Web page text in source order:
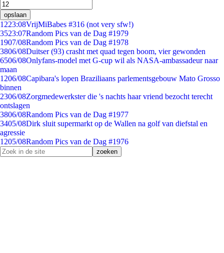
opslaan
1223:08VrijMiBabes #316 (not very sfw!)
3523:07Random Pics van de Dag #1979
1907/08Random Pics van de Dag #1978
3806/08Duitser (93) crasht met quad tegen boom, vier gewonden
6506/08Onlyfans-model met G-cup wil als NASA-ambassadeur naar
maan
1206/08Capibara's lopen Braziliaans parlementsgebouw Mato Grosso
binnen
2306/08Zorgmedewerkster die 's nachts haar vriend bezocht terecht
ontslagen
3806/08Random Pics van de Dag #1977
3405/08Dirk sluit supermarkt op de Wallen na golf van diefstal en
agressie
1205/08Random Pics van de Dag #1976